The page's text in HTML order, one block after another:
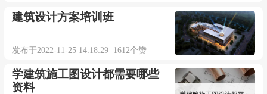
目的：通过案例全过程解剖与分析，学会剪力
墙结构设计的设计方法及规范要点。通过本章学
习，拓宽设计能力和设计类型。
建筑设计方案培训班
发布于2022-11-25 14:18:29 1612个赞
学建筑施工图设计都需要哪些
资料